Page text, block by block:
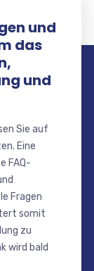
und
das
und
Sie auf
Eine
FAQ-
Fragen
somit
zu
wird bald